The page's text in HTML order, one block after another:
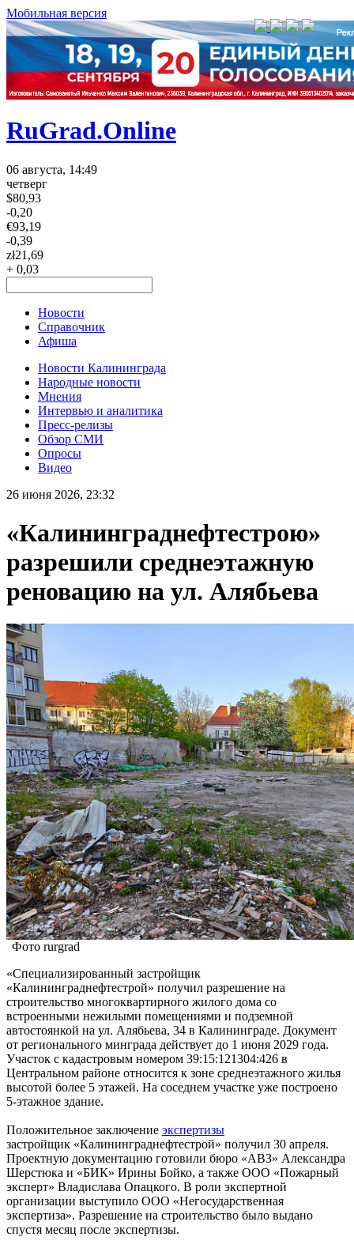
Мобильная версия
RuGrad.Online
06 августа, 14:49
четверг
$80,93
-0,20
€93,19
-0,39
zł21,69
+ 0,03
Новости
Справочник
Афиша
Новости Калининграда
Народные новости
Мнения
Интервью и аналитика
Пресс-релизы
Обзор СМИ
Опросы
Видео
26 июня 2026, 23:32
«Калининграднефтестрою»
разрешили среднеэтажную
реновацию на ул. Алябьева
Фото rurgrad
«Специализированный застройщик
«Калининграднефтестрой» получил разрешение на
строительство многоквартирного жилого дома со
встроенными нежилыми помещениями и подземной
автостоянкой на ул. Алябьева, 34 в Калининграде. Документ
от регионального минграда действует до 1 июня 2029 года.
Участок с кадастровым номером 39:15:121304:426 в
Центральном районе относится к зоне среднеэтажного жилья
высотой более 5 этажей. На соседнем участке уже построено
5-этажное здание.
Положительное заключение экспертизы
застройщик «Калининграднефтестрой» получил 30 апреля.
Проектную документацию готовили бюро «АВЗ» Александра
Шерстюка и «БИК» Ирины Бойко, а также ООО «Пожарный
эксперт» Владислава Опацкого. В роли экспертной
организации выступило ООО «Негосударственная
экспертиза». Разрешение на строительство было выдано
спустя месяц после экспертизы.